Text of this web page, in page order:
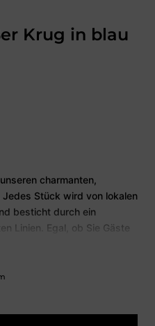
Krug in blau
charmanten,
Stück wird von lokalen
besticht durch ein
Linien. Egal, ob Sie Gäste
einzigartige Note